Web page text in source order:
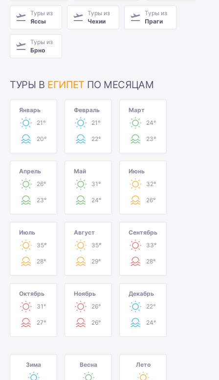
Туры из
Яссы
Туры из
Чехии
Туры из
Праги
Туры из
Брно
ТУРЫ В ЕГИПЕТ ПО МЕСЯЦАМ
Январь
21°
20°
Февраль
21°
22°
Март
24°
23°
Апрель
26°
23°
Май
31°
24°
Июнь
32°
26°
Июль
35°
28°
Август
35°
29°
Сентябрь
33°
28°
Октябрь
31°
27°
Ноябрь
26°
26°
Декабрь
22°
24°
Зима Весна Лето